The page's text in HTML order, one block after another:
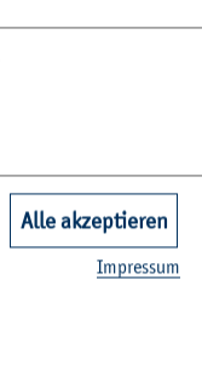
Alle akzeptieren
Im­pres­sum